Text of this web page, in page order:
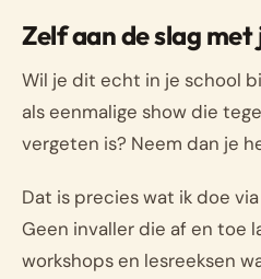
Zelf aan de slag met
Wil je dit echt in je school
als eenmalige show die
vergeten is? Neem dan je
Dat is precies wat ik doe via
Geen invaller die af en toe
workshops en lesreeksen